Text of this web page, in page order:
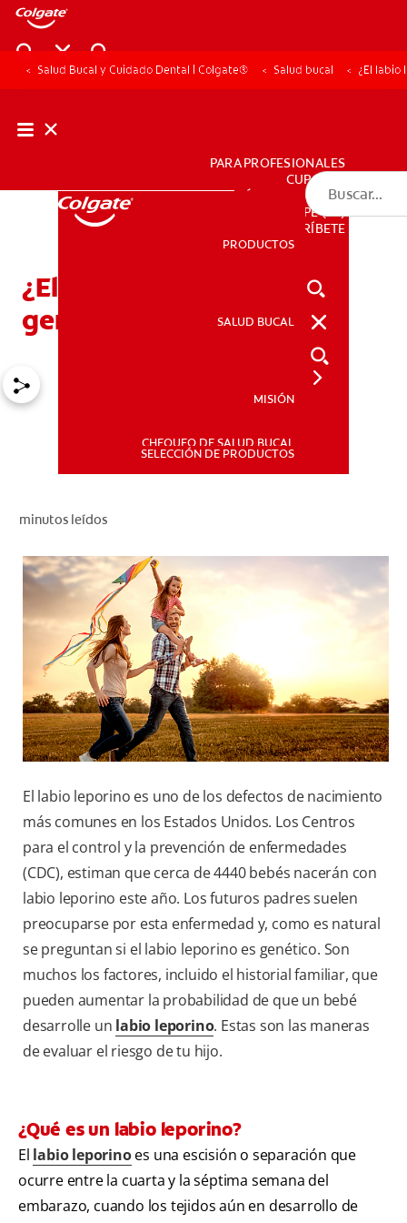
PRODUCTOS
DÓNDE COMPRAR
PE (ES)
PARA PROFESIONALES
CUPONES
DÓNDE COMPRAR
PE (ES)
SUSCRÍBETE
PRODUCTOS
SALUD BUCAL
MISIÓN
CHEQUEO DE SALUD BUCAL
SELECCIÓN DE PRODUCTOS
Salud Bucal y Cuidado Dental | Colgate® Salud bucal ¿El labio
¿El labio leporino es
genético?
minutos leídos
El labio leporino es uno de los defectos de nacimiento
más comunes en los Estados Unidos. Los Centros
para el control y la prevención de enfermedades
(CDC), estiman que cerca de 4440 bebés nacerán con
labio leporino este año. Los futuros padres suelen
preocuparse por esta enfermedad y, como es natural
se preguntan si el labio leporino es genético. Son
muchos los factores, incluido el historial familiar, que
pueden aumentar la probabilidad de que un bebé
desarrolle un labio leporino. Estas son las maneras
de evaluar el riesgo de tu hijo.
¿Qué es un labio leporino?
El labio leporinoes una escisión o separación que
ocurre entre la cuarta y la séptima semana del
embarazo, cuando los tejidos aún en desarrollo de